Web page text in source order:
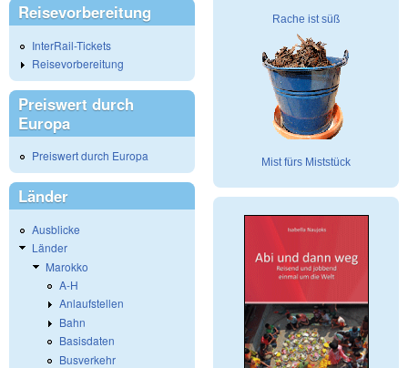
Reisevorbereitung
InterRail-Tickets
Reisevorbereitung
Preiswert durch
Europa
Preiswert durch Europa
Länder
Ausblicke
Länder
Marokko
A-H
Anlaufstellen
Bahn
Basisdaten
Busverkehr
Rache ist süß
Mist fürs Miststück